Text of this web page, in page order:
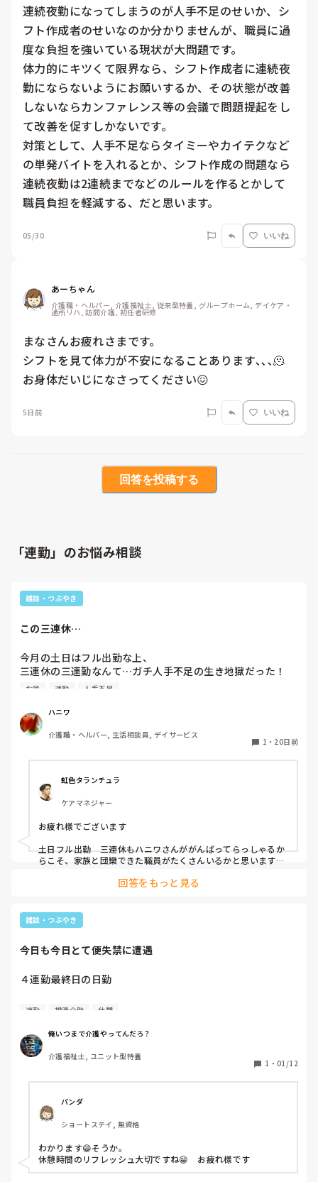
連続夜勤になってしまうのが人手不足のせいか、シ
フト作成者のせいなのか分かりませんが、職員に過
度な負担を強いている現状が大問題です。
体力的にキツくて限界なら、シフト作成者に連続夜
勤にならないようにお願いするか、その状態が改善
しないならカンファレンス等の会議で問題提起をし
て改善を促すしかないです。
対策として、人手不足ならタイミーやカイテクなど
の単発バイトを入れるとか、シフト作成の問題なら
連続夜勤は2連続までなどのルールを作るとかして
職員負担を軽減する、だと思います。
05/30 いいね
あーちゃん
介護職・ヘルパー, 介護福祉士, 従来型特養, グループホーム, デイケア・
通所リハ, 訪問介護, 初任者研修
まなさんお疲れさまです。
シフトを見て体力が不安になることあります､､､🫠
お身体だいじになさってください😖
5日前 いいね
回答を投稿する
「連勤」のお悩み相談
雑談・つぶやき
この三連休…
今月の土日はフル出勤な上、
三連休の三連勤なんて…ガチ人手不足の生き地獄だった！
土日祝に休みがないことに対して、喚き散らかしたいところ
来月のお盆期間に義両親と義兄家族と4泊5日の旅行に行くか
らね…
今月は我慢の月！！がんばろ！
お盆 連勤 人手不足
ハニワ
介護職・ヘルパー, 生活相談員, デイサービス
1 ・ 20日前
虹色タランチュラ
ケアマネジャー
お疲れ様でございます
土日フル出勤　三連休もハニワさんががんばってらっしゃるか
らこそ、家族と団欒できた職員がたくさんいるかと思います。
回答をもっと見る
雑談・つぶやき
今日も今日とて便失禁に遭遇
４連勤最終日の日勤
やっと休憩入れた
2人も便失で更衣だったわ( ﾟAﾟ )
しかも2人とも泥状のやつ
これはうんこだけに運がついたな
帰ったらゲームしないとならんな
ワンチャンレア物ゲットできるかもしれん
あ、ゲームの話です
うんこは仕事の話です( ￣▽￣)
連勤 排泄介助 休憩
俺いつまで介護やってんだろ？
介護福祉士, ユニット型特養
1 ・ 01/12
パンダ
ショートステイ, 無資格
わかります😁そうか。
休憩時間のリフレッシュ大切ですね😁　お疲れ様です